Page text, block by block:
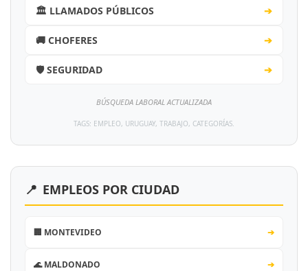
🏛️ LLAMADOS PÚBLICOS ➔
🚚 CHOFERES ➔
🛡️ SEGURIDAD ➔
BÚSQUEDA LABORAL ACTUALIZADA
TAGS: EMPLEO, URUGUAY, TRABAJO, CATEGORÍAS.
📍 EMPLEOS POR CIUDAD
🏢 MONTEVIDEO ➔
🌊 MALDONADO ➔